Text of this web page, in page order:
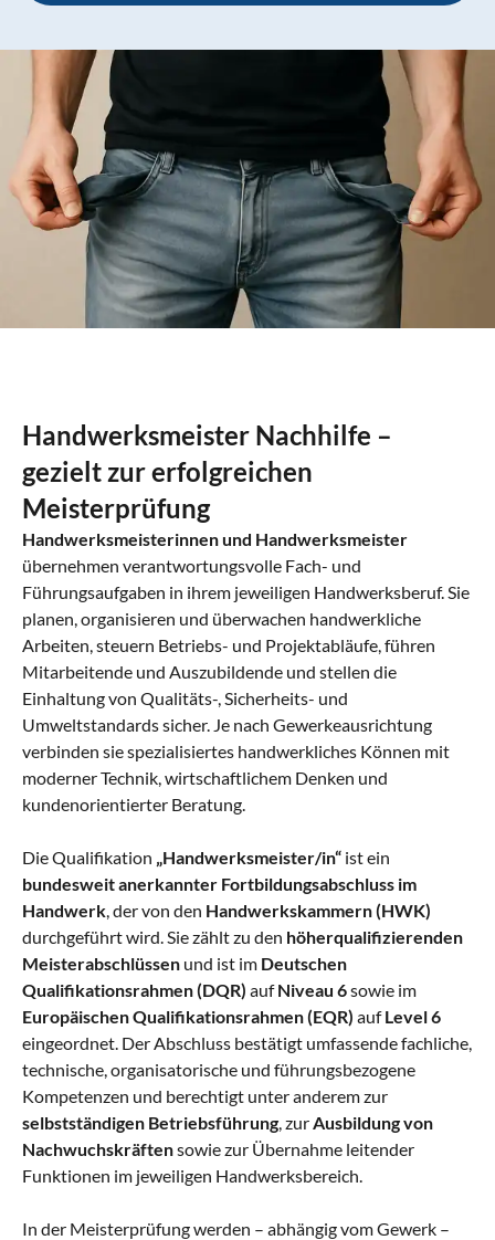
Handwerksmeister Nachhilfe –
gezielt zur erfolgreichen
Meisterprüfung
Handwerksmeisterinnen und Handwerksmeister
übernehmen verantwortungsvolle Fach- und
Führungsaufgaben in ihrem jeweiligen Handwerksberuf. Sie
planen, organisieren und überwachen handwerkliche
Arbeiten, steuern Betriebs- und Projektabläufe, führen
Mitarbeitende und Auszubildende und stellen die
Einhaltung von Qualitäts-, Sicherheits- und
Umweltstandards sicher. Je nach Gewerkeausrichtung
verbinden sie spezialisiertes handwerkliches Können mit
moderner Technik, wirtschaftlichem Denken und
kundenorientierter Beratung.
Die Qualifikation „Handwerksmeister/in“ ist ein
bundesweit anerkannter Fortbildungsabschluss im
Handwerk, der von den Handwerkskammern (HWK)
durchgeführt wird. Sie zählt zu den höherqualifizierenden
Meisterabschlüssen und ist im Deutschen
Qualifikationsrahmen (DQR) aufNiveau 6sowie im
Europäischen Qualifikationsrahmen (EQR) aufLevel 6
eingeordnet. Der Abschluss bestätigt umfassende fachliche,
technische, organisatorische und führungsbezogene
Kompetenzen und berechtigt unter anderem zur
selbstständigen Betriebsführung, zurAusbildung von
Nachwuchskräftensowie zur Übernahme leitender
Funktionen im jeweiligen Handwerksbereich.
In der Meisterprüfung werden – abhängig vom Gewerk –